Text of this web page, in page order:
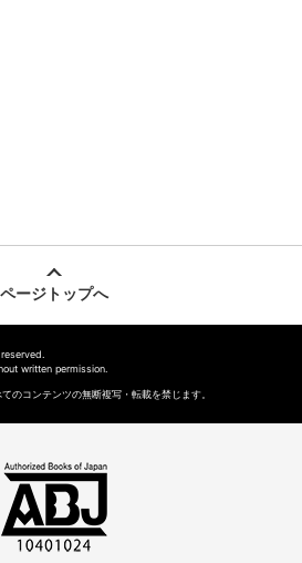
ページトップへ
written permission.
のコンテンツの無断複写・転載を禁じます。